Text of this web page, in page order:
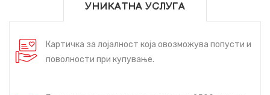
УНИКАТНА УСЛУГА
Картичка за лојалност која овозможува попусти и
поволности при купување.